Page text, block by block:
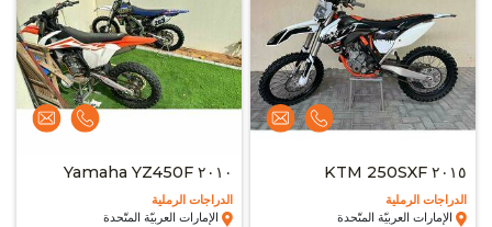
٢٠١٥ KTM 250SXF
الدراجات الرملية
الإمارات العربيّة المتّحدة
٢٠١٠ Yamaha YZ450F
الدراجات الرملية
الإمارات العربيّة المتّحدة